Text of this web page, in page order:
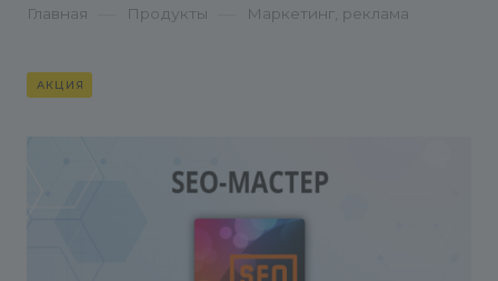
Главная Продукты Маркетинг, реклама
АКЦИЯ